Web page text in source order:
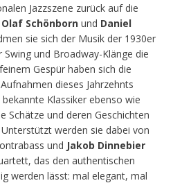
Jazzszene zurück auf die
Olaf Schönborn und Daniel
sie sich der Musik der 1930er
Swing und Broadway-Klänge die
Gespür haben sich die
dieses Jahrzehnts
Klassiker ebenso wie
Schätze und deren Geschichten
werden sie dabei von
und Jakob Dinnebier
das den authentischen
werden lässt: mal elegant, mal